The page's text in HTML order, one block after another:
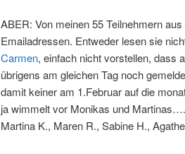
ABER: Von meinen 55 Teilnehmern
Emailadressen. Entweder lesen sie
Carmen, einfach nicht vorstellen, dass
übrigens am gleichen Tag noch
damit keiner am 1.Februar auf die
ja wimmelt vor Monikas und
Martina K., Maren R., Sabine H.,